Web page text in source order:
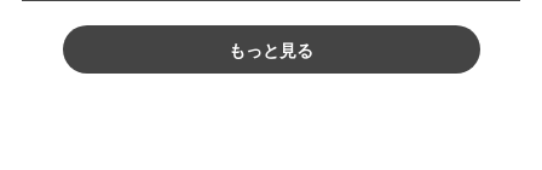
もっと見る